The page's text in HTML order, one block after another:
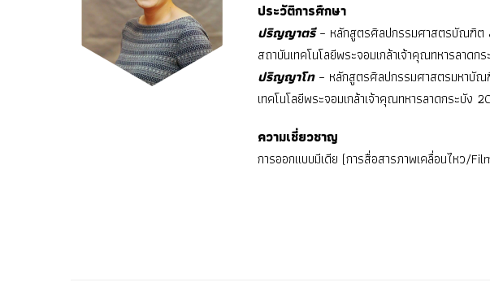
ประวัติการศึกษา
ปริญญาตรี– หลักสูตรศิลปกรรมศาสตรบัณฑิต
สถาบันเทคโนโลยีพระจอมเกล้าเจ้าคุณทหารลาด
ปริญญาโท– หลักสูตรศิลปกรรมศาสตรมหาบัณ
เทคโนโลยีพระจอมเกล้าเจ้าคุณทหารลาดกระบัง
ความเชี่ยวชาญ
การออกแบบมีเดีย (การสื่อสารภาพเคลื่อนไหว/